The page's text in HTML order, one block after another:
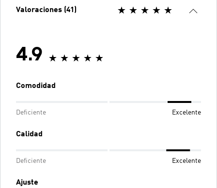
Valoraciones (41)
4.9
Comodidad
Deficiente Excelente
Calidad
Deficiente Excelente
Ajuste